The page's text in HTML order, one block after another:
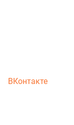
ВКонтакте